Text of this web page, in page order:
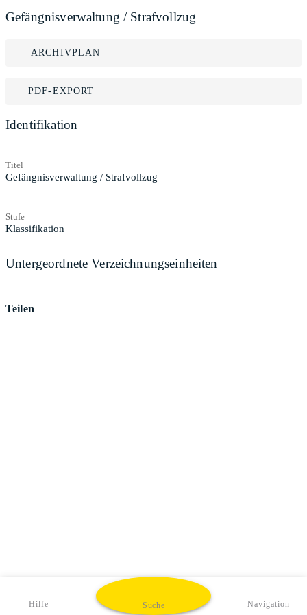
Gefängnisverwaltung / Strafvollzug
ARCHIVPLAN
PDF-EXPORT
Identifikation
Titel
Gefängnisverwaltung / Strafvollzug
Stufe
Klassifikation
Untergeordnete Verzeichnungseinheiten
Teilen
Hilfe Suche Navigation